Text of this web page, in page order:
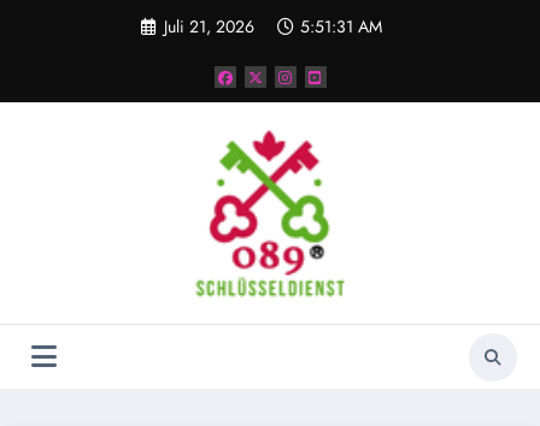
Juli 21, 2026 5:51:32 AM